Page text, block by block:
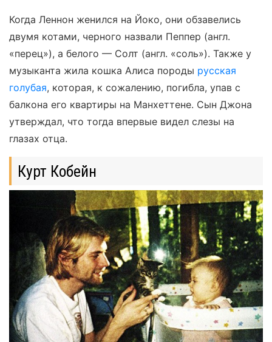
Когда Леннон женился на Йоко, они обзавелись
двумя котами, черного назвали Пеппер (англ.
«перец»), а белого — Солт (англ. «соль»). Также у
музыканта жила кошка Алиса породы русская
голубая, которая, к сожалению, погибла, упав с
балкона его квартиры на Манхеттене. Сын Джона
утверждал, что тогда впервые видел слезы на
глазах отца.
Курт Кобейн